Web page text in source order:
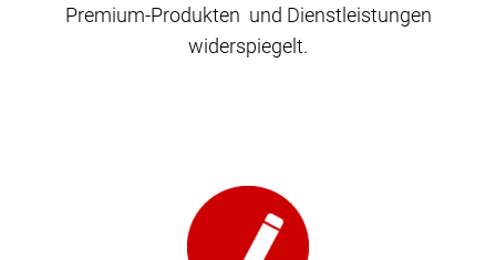
Premium-Produkten und Dienstleistungen
widerspiegelt.